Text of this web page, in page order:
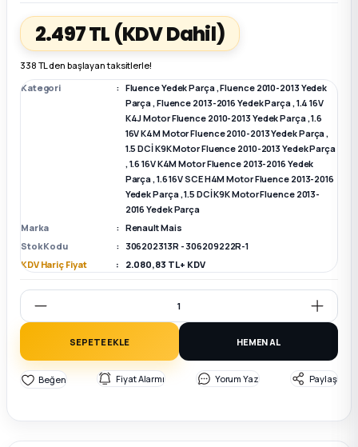
Parça
Megane E-TECH Yedek Parça
Sedan
Parça2.497 TL (KDV Dahil)
338 TL den başlayan taksitlerle!
Kategori
Fluence Yedek Parça,Fluence 2010-2013 Yedek
Parça,Fluence 2013-2016 Yedek Parça,1.4 16V
K4J Motor Fluence 2010-2013 Yedek Parça,1.6
16V K4M Motor Fluence 2010-2013 Yedek Parça,
1.5 DCİ K9K Motor Fluence 2010-2013 Yedek Parça
,1.6 16V K4M Motor Fluence 2013-2016 Yedek
Parça,1.6 16V SCE H4M Motor Fluence 2013-2016
Yedek Parça,1.5 DCİ K9K Motor Fluence 2013-
2016 Yedek Parça
Marka
Renault Mais
Stok Kodu
306202313R - 306209222R-1
KDV Hariç Fiyat
2.080,83 TL + KDV
SEPETE EKLE HEMEN AL
Fiyat Alarmı Yorum Yaz Paylaş